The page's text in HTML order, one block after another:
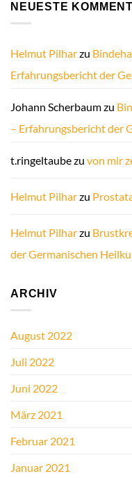
NEUESTE
Helmut Pilharzu
Erfahrungsbericht der
Johann Scherbaumzu
– Erfahrungsbericht der
t.ringeltaubezu von mir
Helmut Pilharzu
Helmut Pilharzu
der Germanischen
ARCHIV
August 2022
Juli 2022
Juni 2022
März 2021
Februar 2021
Januar 2021